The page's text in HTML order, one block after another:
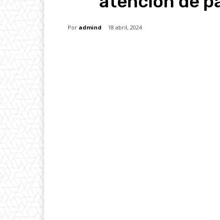
Por admind 18 abril, 2024